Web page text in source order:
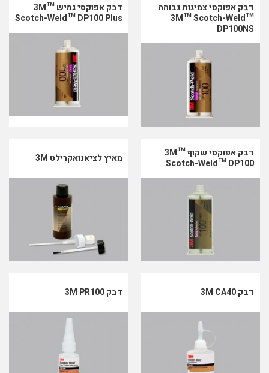
דבק אפוקסי צמיגות גבוהה
3M™ Scotch-Weld™
DP100NS
דבק אפוקסי גמיש 3M™
Scotch-Weld™ DP100 Plus
דבק אפוקסי שקוף 3M™
Scotch-Weld™ DP100
מאיץ לציאנואקרילט 3M
דבק 3M CA40 דבק 3M PR100